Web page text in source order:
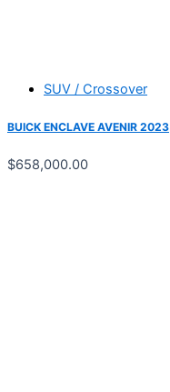
SUV / Crossover
BUICK ENCLAVE AVENIR 2023
$658,000.00